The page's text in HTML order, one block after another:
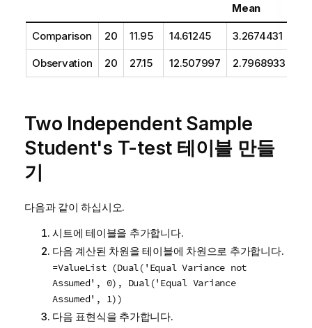
Mean
Comparison 20 11.95 14.61245 3.2674431
Observation 20 27.15 12.507997 2.7968933
Two Independent Sample
Student's T-test 테이블 만들
기
다음과 같이 하십시오.
시트에 테이블을 추가합니다.
다음 계산된 차원을 테이블에 차원으로 추가합니다.
=ValueList (Dual('Equal Variance not
Assumed', 0), Dual('Equal Variance
Assumed', 1))
다음 표현식을 추가합니다.